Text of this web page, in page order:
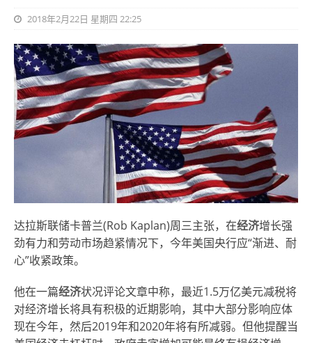
2018年2月22日 星期四 22:25
达拉斯联储卡普兰(Rob Kaplan)周三主张，在经济增长强
劲有力和劳动市场趋紧情况下，今年美国央行应“渐进、耐
心”收紧政策。
他在一篇经济状况评论文章中称，最近1.5万亿美元减税将
对经济增长将具有积极的近期影响，其中大部分影响应体
现在今年，然后2019年和2020年将有所减弱。但他提醒当